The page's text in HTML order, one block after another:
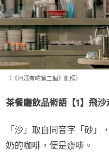
（《阿媽有咗第二個》劇照）
茶餐廳飲品術語【1】飛沙
「沙」取自同音字「砂」
奶的咖啡，便是齋啡。